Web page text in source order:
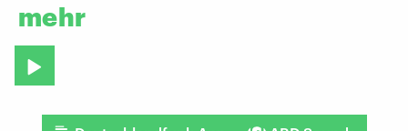
mehr